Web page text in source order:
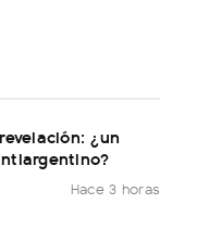
¿un
Hace 3 horas